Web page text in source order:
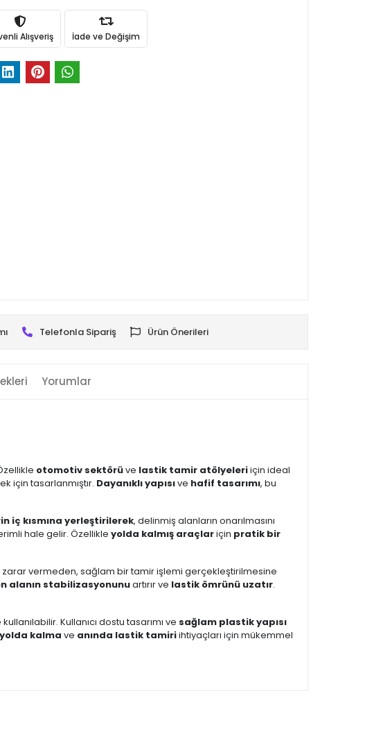
Alışveriş İade ve Değişim
Telefonla Sipariş Ürün Önerileri
Yorumlar
otomotiv sektörüve lastik tamir atölyeleriiçin ideal
için tasarlanmıştır. Dayanıklı yapısıve hafif tasarımı, bu
iç kısmına yerleştirilerek, delinmiş alanların onarılmasını
hale gelir. Özellikle yolda kalmış araçlariçin pratik bir
zarar vermeden, sağlam bir tamir işlemi gerçekleştirilmesine
alanın stabilizasyonunuartırır ve lastik ömrünü uzatır.
Kullanıcı dostu tasarımı ve sağlam plastik yapısı
yolda kalma ve anında lastik tamiriihtiyaçları için mükemmel